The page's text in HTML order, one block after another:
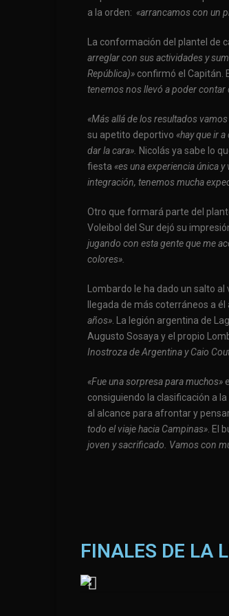
a la orden: «arrancamos con un
La conformación del plantel de
arreglar con sus actividades y
República)» confirmó el Capitán.
tenemos nos llevó a poder contar
«Más allá de los resultados
su apetito deportivo «hay que ir
dar la cara». Nicolás ya sabe lo
fiesta «es una experiencia única
integración, tenemos mucha
Otro que formará parte del
Voleibol del Sur dejó su
jugando con esta gente que me
colores».
Lombardo le ha dado un salto
llegada de más coterráneos a
años» . La legión argentina de
Augusto Sosaya y el propio
Inostroza de Argentina y Caio
«Fue una sorpresa para muchos»
consiguiendo la clasificación a
al alcance para afrontar y
todo el viaje hacia Campinas» . El
joven y sacrificado. Vamos con
FINALES DE LA